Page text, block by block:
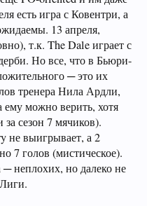
есть игра с Ковентри, а
13 апреля,
т.к. The Dale играет с
Но все, что в Бьюри-
─ это их
тренера Нила Ардли,
можно верить, хотя
сезон 7 мячиков).
не выигрывает, а 2
7 голов (мистическое).
неплохих, но далеко не